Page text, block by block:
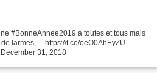
#BonneAnnee2019 à toutes et tous mais
larmes,… https://t.co/oeO0AhEyZU
31, 2018